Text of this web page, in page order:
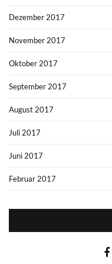
Dezember 2017
November 2017
Oktober 2017
September 2017
August 2017
Juli 2017
Juni 2017
Februar 2017